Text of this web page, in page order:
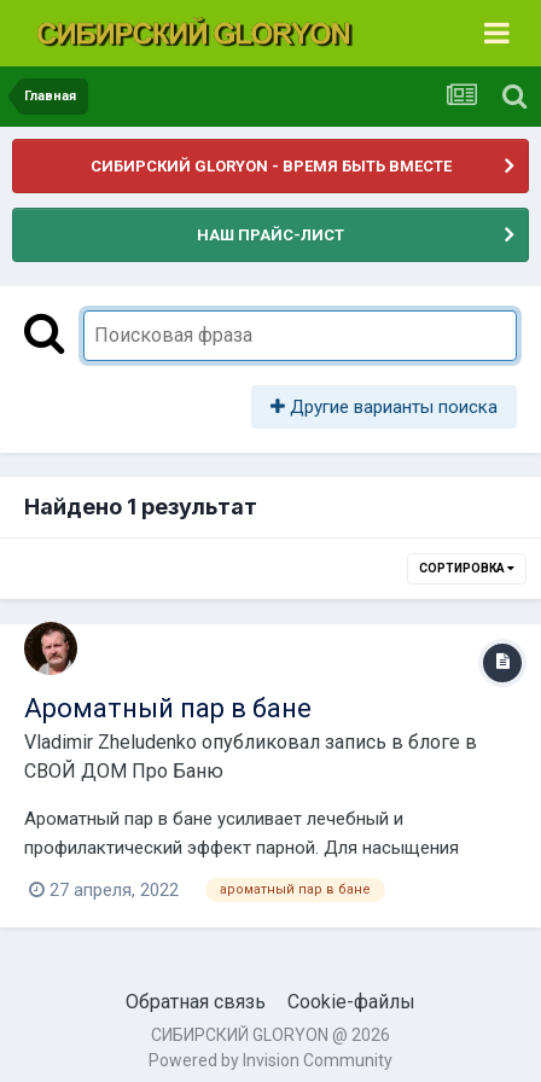
Главная
СИБИРСКИЙ GLORYON - ВРЕМЯ БЫТЬ ВМЕСТЕ
НАШ ПРАЙС-ЛИСТ
Другие варианты поиска
Найдено 1 результат
СОРТИРОВКА
Ароматный пар в бане
Vladimir Zheludenko опубликовал запись в блоге в
СВОЙ ДОМ Про Баню
Ароматный пар в бане усиливает лечебный и
профилактический эффект парной. Для насыщения
воздуха запахами используют различные средства,
каждое из которых обладает своими свойствами. Как же
на даче после трудового дня - и без баньки?Я беру
27 апреля, 2022 ароматный пар в бане
Обратная связь Cookie-файлы
СИБИРСКИЙ GLORYON @ 2026
Powered by Invision Community